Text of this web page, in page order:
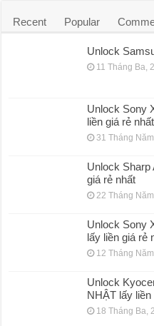
Recent Popular
Unlock
11 Tháng Ba,
Unlock Sony
liền giá rẻ nhất
31 Tháng
Unlock Sharp
giá rẻ nhất
22 Tháng
Unlock Sony
lấy liền giá rẻ
12 Tháng
Unlock
NHẬT lấy liền
18 Tháng Ba,